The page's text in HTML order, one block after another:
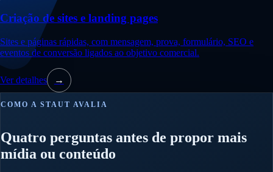
Criação de sites e landing pages
Sites e páginas rápidas, com mensagem, prova, formulário, SEO e
eventos de conversão ligados ao objetivo comercial.
Ver detalhes →
COMO A STAUT AVALIA
Quatro perguntas antes de propor mais
mídia ou conteúdo